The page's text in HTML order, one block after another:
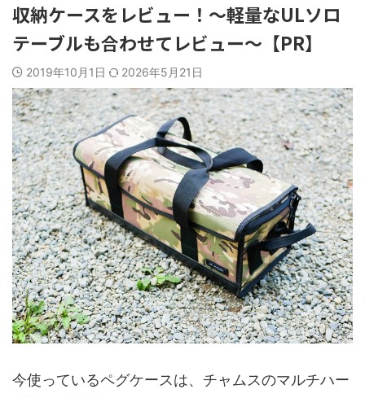
収納ケースをレビュー！～軽量なULソロ
テーブルも合わせてレビュー～【PR】
2019年10月1日 2026年5月21日
今使っているペグケースは、チャムスのマルチハー